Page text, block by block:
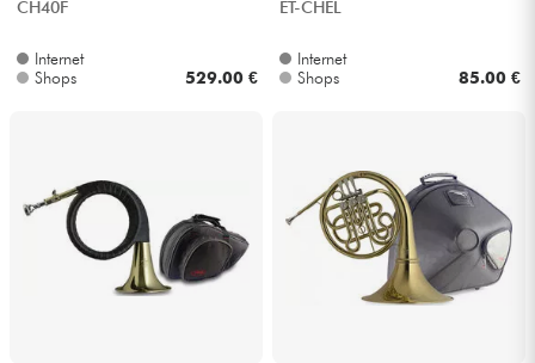
CH40F
Internet
Shops
529.00 €
ET-CHEL
Internet
Shops
85.00 €